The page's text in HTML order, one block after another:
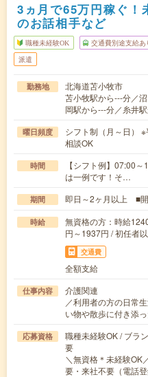
3ヵ月で65万円稼ぐ！
のお話相手など
職種未経験OK 交通費別途支給あ
派遣
勤務地
北海道苫小牧市
苫小牧駅から---分／
岡駅から---分／糸井
曜日頻度
シフト制（月～日）
相談OK
時間
【シフト例】07:00
は一例です！そ…
期間 即日～2ヶ月以上 ■開
時給
無資格の方：時給
円～1937円 / 初任者
交通費
全額支給
仕事内容
介護関連
／利用者の方の日常
い物や散歩に付き添
応募資格
職種未経験OK / ブラ
要
＼無資格＊未経験
要・来社不要（電話